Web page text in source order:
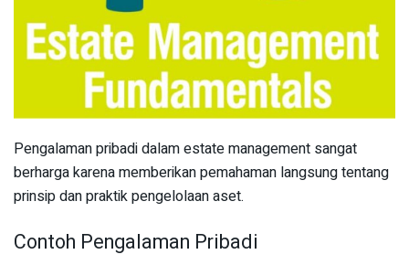
Pengalaman pribadi dalam estate management sangat
berharga karena memberikan pemahaman langsung tentang
prinsip dan praktik pengelolaan aset.
Contoh Pengalaman Pribadi